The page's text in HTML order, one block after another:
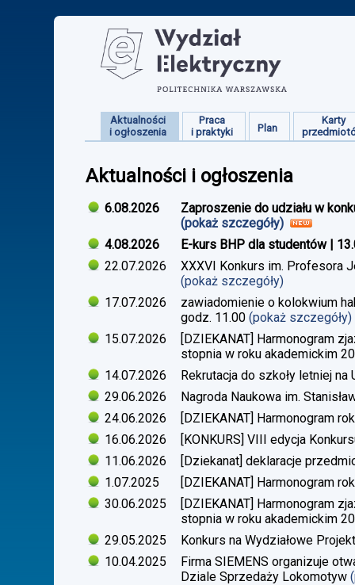
Aktualności
i ogłoszenia
Praca
i praktyki
Plan
Karty
Aktualności i ogłoszenia
6.08.2026
Zaproszenie do udziału w
(pokaż szczegóły)
4.08.2026
E-kurs BHP dla studentów |
22.07.2026
XXXVI Konkurs im. Profesora
(pokaż szczegóły)
17.07.2026
zawiadomienie o kolokwium
godz. 11.00 (pokaż szczegóły)
15.07.2026
[DZIEKANAT] Harmonogram
stopnia w roku akademickim
14.07.2026
Rekrutacja do szkoły letniej
29.06.2026
Nagroda Naukowa im.
24.06.2026
[DZIEKANAT] Harmonogram
16.06.2026
[KONKURS] VIII edycja
11.06.2026
[Dziekanat] deklaracje
1.07.2025
[DZIEKANAT] Harmonogram
30.06.2025
[DZIEKANAT] Harmonogram
stopnia w roku akademickim
29.05.2025
Konkurs na Wydziałowe
10.04.2025
Firma SIEMENS organizuje
Dziale Sprzedaży Lokomotyw